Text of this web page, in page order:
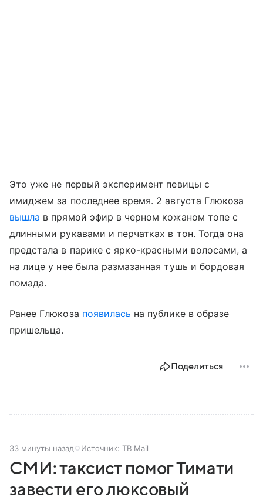
Это уже не первый эксперимент певицы с
имиджем за последнее время. 2 августа Глюкоза
вышла в прямой эфир в черном кожаном топе с
длинными рукавами и перчатках в тон. Тогда она
предстала в парике с ярко-красными волосами, а
на лице у нее была размазанная тушь и бордовая
помада.
Ранее Глюкоза появилась на публике в образе
пришельца.
Поделиться
33 минуты назад Источник: ТВ Mail
СМИ: таксист помог Тимати
завести его люксовый